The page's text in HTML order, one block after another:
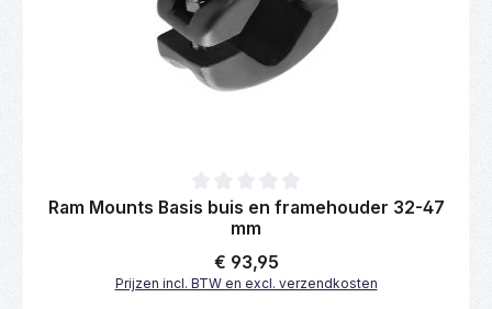
Gemiddelde waardering van 0 van 5 sterren
Ram Mounts Basis buis en framehouder 32-47
mm
Normale prijs:
€ 93,95
Prijzen incl. BTW en excl. verzendkosten